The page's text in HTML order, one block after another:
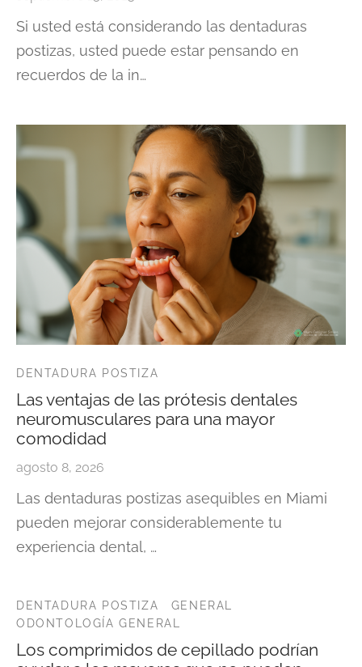
Si usted está considerando las dentaduras
postizas, usted puede estar pensando en
recuerdos de la in…
DENTADURA POSTIZA
Las ventajas de las prótesis dentales
neuromusculares para una mayor
comodidad
agosto 8, 2026
Las dentaduras postizas asequibles en Miami
pueden mejorar considerablemente tu
experiencia dental, …
DENTADURA POSTIZA
GENERAL
ODONTOLOGÍA GENERAL
Los comprimidos de cepillado podrían